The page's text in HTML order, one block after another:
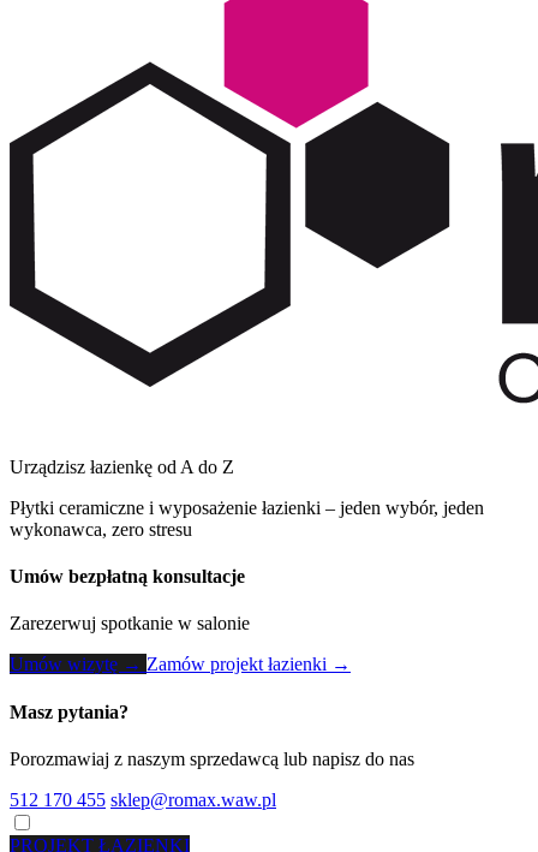
Urządzisz łazienkę od A do Z
Płytki ceramiczne i wyposażenie łazienki – jeden wybór, jeden
wykonawca, zero stresu
Umów bezpłatną konsultacje
Zarezerwuj spotkanie w salonie
Umów wizytę → Zamów projekt łazienki →
Masz pytania?
Porozmawiaj z naszym sprzedawcą lub napisz do nas
512 170 455 sklep@romax.waw.pl
PROJEKT ŁAZIENKI